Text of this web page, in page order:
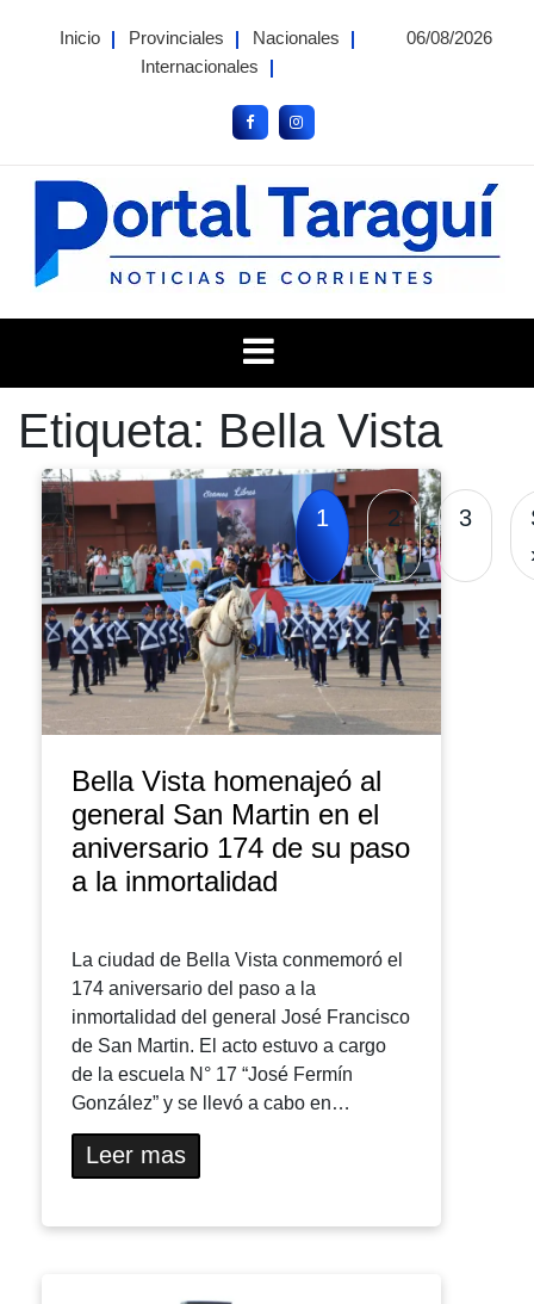
Inicio Provinciales
Nacionales
Internacionales
06/08/2026
Portal Taragui
Etiqueta: Bella Vista
Bella Vista homenajeó al
general San Martin en el
aniversario 174 de su paso
a la inmortalidad
La ciudad de Bella Vista conmemoró el
174 aniversario del paso a la
inmortalidad del general José Francisco
de San Martin. El acto estuvo a cargo
de la escuela N° 17 “José Fermín
González” y se llevó a cabo en…
Leer mas
1 2 3